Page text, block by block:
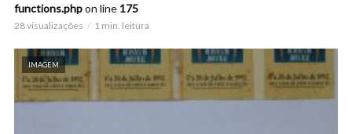
functions.phpon line 175
28 visualizações 1 min. leitura
IMAGEM